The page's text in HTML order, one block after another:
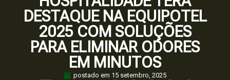
DESTAQUE NA EQUIPOTEL
2025 COM SOLUÇÕES
PARA ELIMINAR ODORES
EM MINUTOS
postado em 15 setembro, 2025